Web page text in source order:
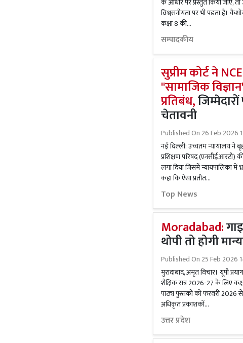
विश्वसनीयता पर भी पड़ता है।
कक्षा 8 की...
सम्पादकीय
सुप्रीम कोर्ट ने
''सामाजिक
प्रतिबंध,
चेतावनी
Published On 26 Feb 2026
नई दिल्ली: उच्चतम न्यायालय ने
प्रशिक्षण परिषद (एनसीईआरटी)
लगा दिया जिसमें न्यायपालिका में
कहा कि ऐसा प्रतीत...
Top News
Moradabad:
थोपी तो होगी
Published On 25 Feb 2026
मुरादाबाद, अमृत विचार। यूपी
शैक्षिक सत्र 2026-27 के लिए
पाठ्य पुस्तकों को फरवरी 2026
अधिकृत प्रकाशकों...
उत्तर प्रदेश